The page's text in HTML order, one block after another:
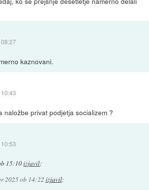
kaznovani.
naložbe privat podjetja socializem ?
15:10izjavil:
2025 ob 14:22 izjavil: